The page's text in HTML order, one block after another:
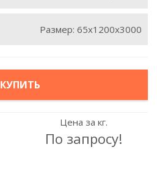
Размер: 65х1200х3000
КУПИТЬ
Цена за кг.
По запросу!